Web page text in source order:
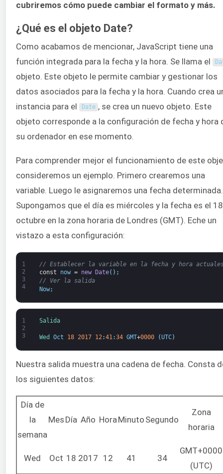
cubriremos cómo puede cambiar el formato y más.
¿Qué es el objeto Date?
Como acabamos de mencionar, JavaScript tiene una
función integrada para la fecha y la hora. Se llama el
objeto. Este objeto le permite cambiar y gestionar los
datos asociados para la fecha y la hora. Cuando crea
instancia para el
Date , se crea un nuevo objeto. Este
objeto corresponde a la configuración de fecha y hora
su ordenador en ese momento.
Para comprender mejor el funcionamiento de este
consideremos un ejemplo. Primero crearemos una
variable. Luego le asignaremos una fecha determinada.
Supongamos que el día es miércoles y la fecha es el
octubre en la zona horaria de Londres (GMT). Eche un
vistazo a esta configuración:
1
2
3
4
// Establecer la variable en la fecha y hora
const
now = new Date( ) ;
// Ver la salida
Now;
1
2
3
Salida
Wed Oct 18 2017 12:41:34 GMT+0000 (UTC)
Nuestra salida muestra una cadena de fecha. Consta
los siguientes datos:
Día de
la
semana
Mes Día Año Hora Minuto Segundo
Zona
horaria
Wed Oct 18 2017 12 41 34
GMT+0000
(UTC)